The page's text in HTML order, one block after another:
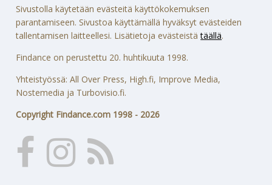
Sivustolla käytetään evästeitä käyttökokemuksen
parantamiseen. Sivustoa käyttämällä hyväksyt evästeiden
tallentamisen laitteellesi. Lisätietoja evästeistätäällä.
Findance on perustettu 20. huhtikuuta 1998.
Yhteistyössä: All Over Press, High.fi, Improve Media,
Nostemedia ja Turbovisio.fi.
Copyright Findance.com 1998 - 2026